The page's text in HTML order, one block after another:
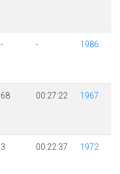
- - 1986
68 00:27:22 1967
3 00:22:37 1972